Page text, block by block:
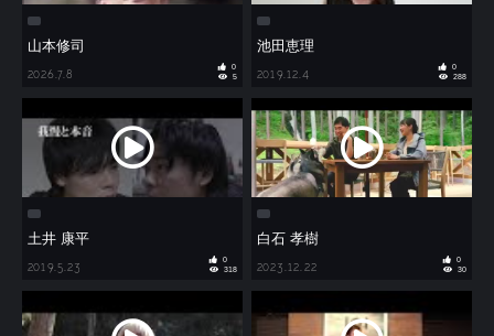
山本修司
2026.7.8
0
5
池田恵理
2019.12.4
0
288
土井 康平
2019.5.23
0
318
白石 孝樹
2023.12.22
0
30